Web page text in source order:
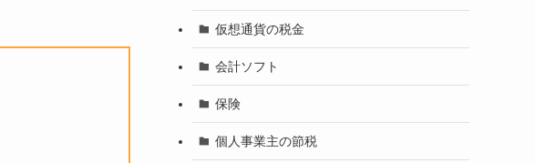
仮想通貨の税金
会計ソフト
保険
個人事業主の節税